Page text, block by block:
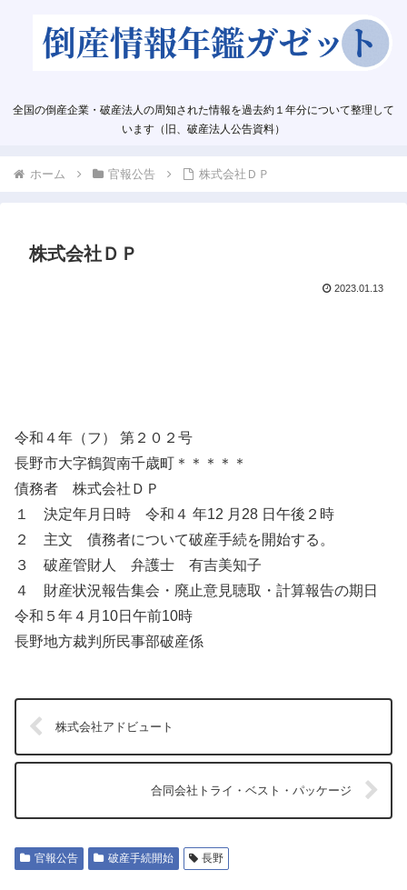
全国の倒産企業・破産法人の周知された情報を過去約１年分について整理して
います（旧、破産法人公告資料）
ホーム 官報公告 株式会社ＤＰ
株式会社ＤＰ
2023.01.13
令和４年（フ） 第２０２号
長野市大字鶴賀南千歳町＊＊＊＊＊
債務者 株式会社ＤＰ
１ 決定年月日時 令和４ 年12 月28 日午後２時
２ 主文 債務者について破産手続を開始する。
３ 破産管財人 弁護士 有吉美知子
４ 財産状況報告集会・廃止意見聴取・計算報告の期日
令和５年４月10日午前10時
長野地方裁判所民事部破産係
株式会社アドビュート
合同会社トライ・ベスト・パッケージ
官報公告 破産手続開始 長野